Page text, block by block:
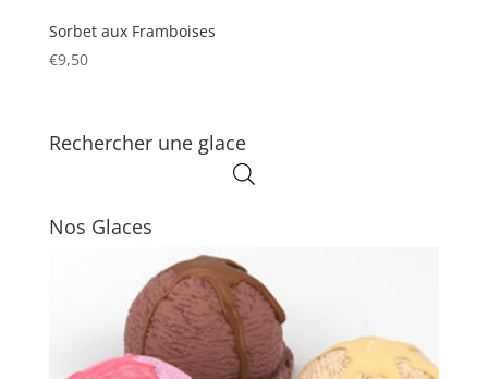
Sorbet aux Framboises
€9,50
Rechercher une glace
Nos Glaces